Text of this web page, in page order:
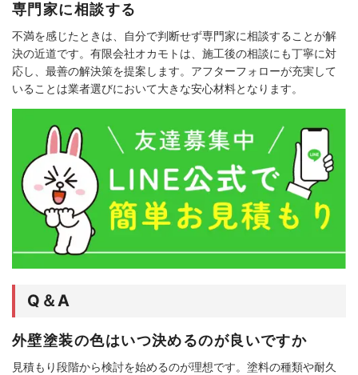
専門家に相談する
不満を感じたときは、自分で判断せず専門家に相談することが解
決の近道です。有限会社オカモトは、施工後の相談にも丁寧に対
応し、最善の解決策を提案します。アフターフォローが充実して
いることは業者選びにおいて大きな安心材料となります。
Q＆A
外壁塗装の色はいつ決めるのが良いですか
見積もり段階から検討を始めるのが理想です。塗料の種類や耐久